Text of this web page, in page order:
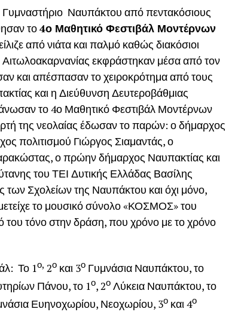
Ναυπάκτου από πεντακόσιους
το4ο Μαθητικό Φεστιβάλ Μοντέρνων
από νιάτα και παλμό καθώς διακόσιοι
εκφράστηκαν μέσα από τον
και απέσπασαν το χειροκρότημα από τους
και η Διεύθυνση Δευτεροβάθμιας
το 4ο Μαθητικό Φεστιβάλ Μοντέρνων
της νεολαίας έδωσαν το παρών: ο δήμαρχος
πολιτισμού Γιώργος Σιαμαντάς, ο
ο πρώην δήμαρχος Ναυπακτίας και
του ΤΕΙ Δυτικής Ελλάδας Βασίλης
των Σχολείων της Ναυπάκτου και όχι μόνο,
το μουσικό σύνολο «ΚΟΣΜΟΣ» του
του τόνο στην δράση, που χρόνο με το χρόνο
Το 1ο, 2ο και 3ο Γυμνάσια Ναυπάκτου, το
Πάνου, το 1ο, 2ο Λύκεια Ναυπάκτου, το
Ευηνοχωρίου, Νεοχωρίου, 3ο και 4ο